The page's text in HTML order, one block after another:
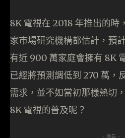
8K 電視在 2018 年推出的時
家市場研究機構都估計，預
有近 900 萬家庭會擁有 8K
已經將預測調低到 270 萬，
需求，並不如當初那樣熱切
8K 電視的普及呢？
- 廣告 -